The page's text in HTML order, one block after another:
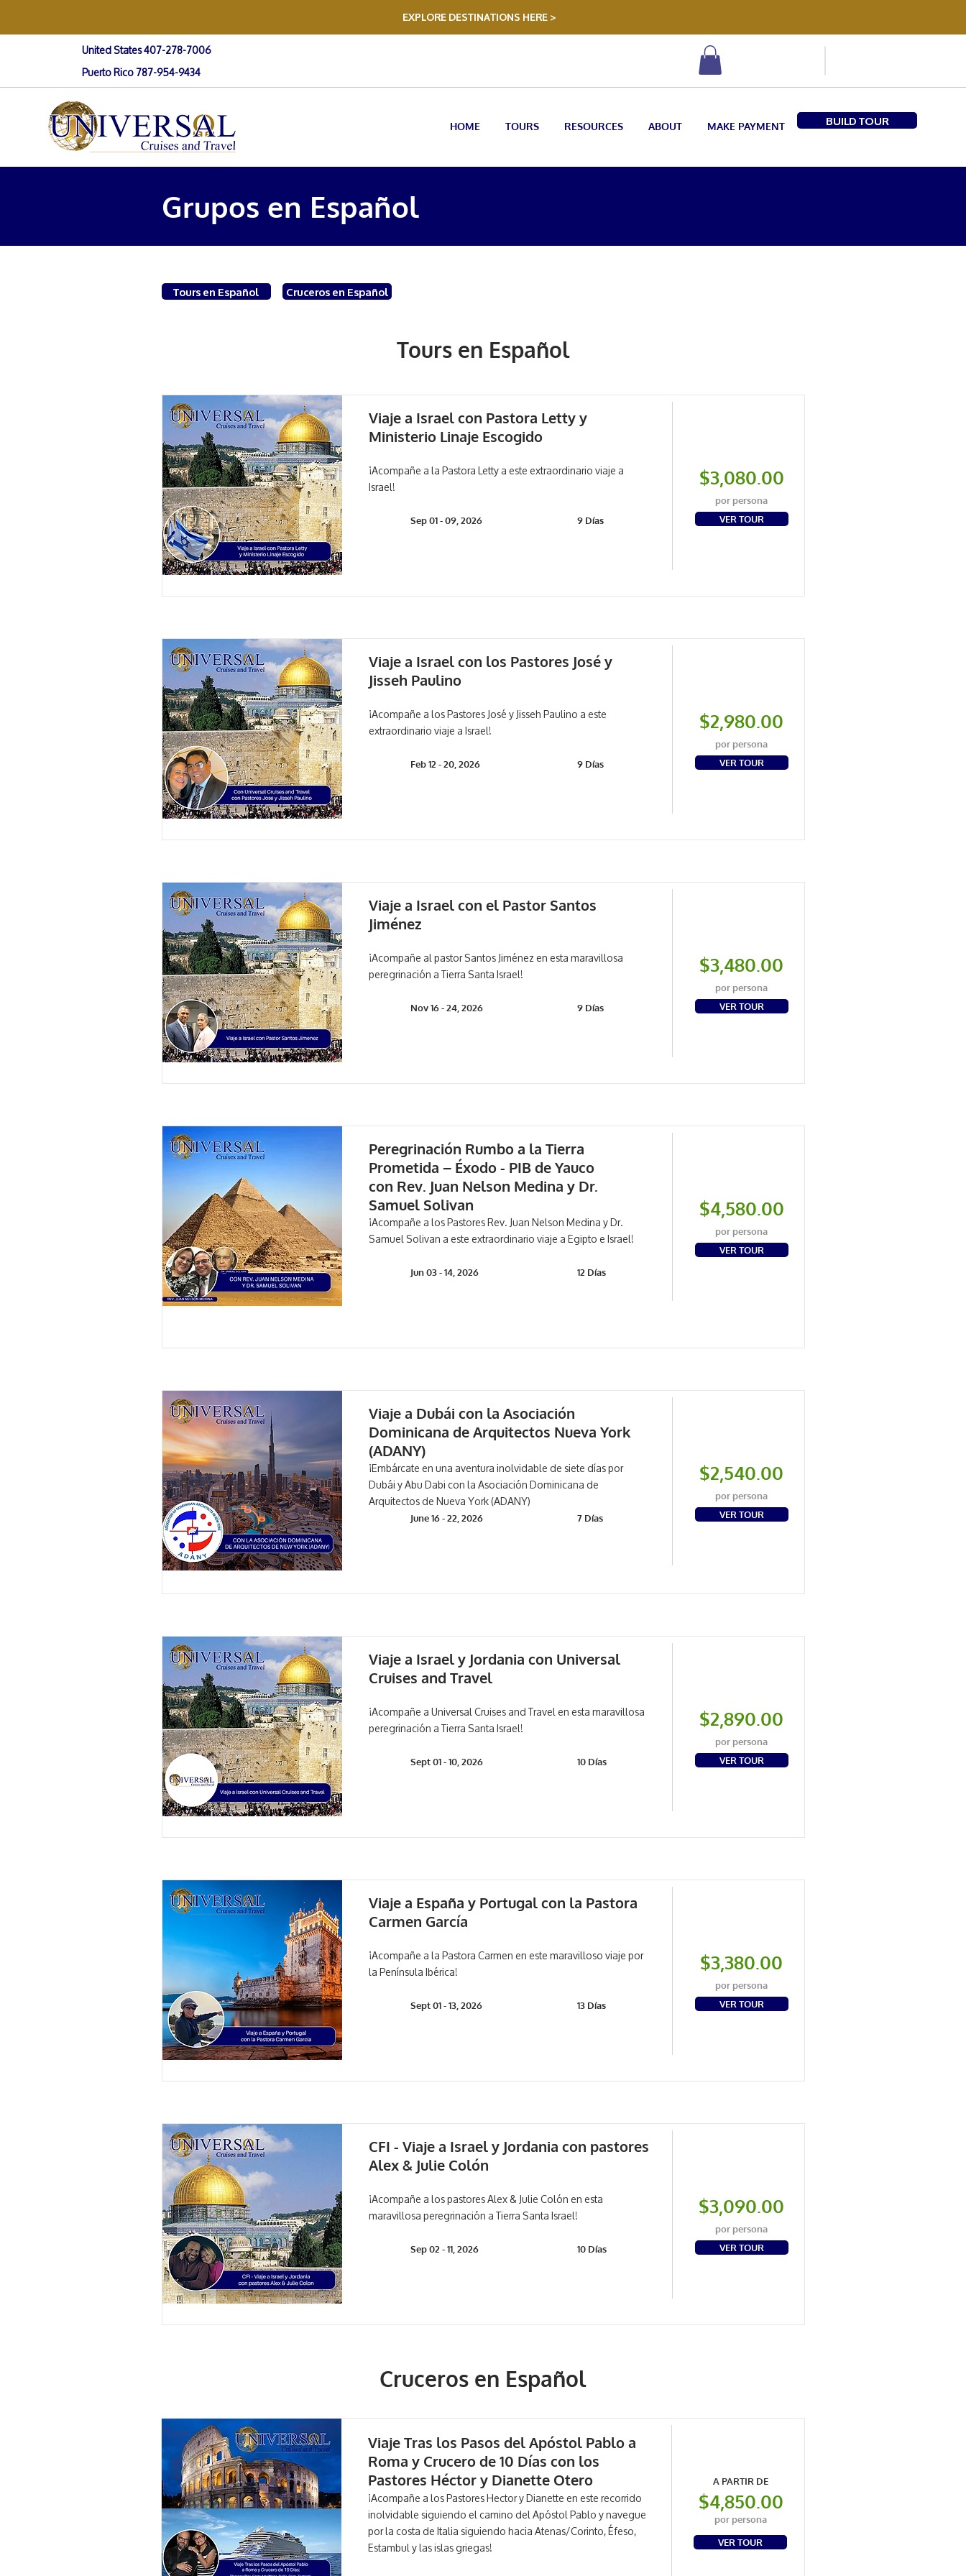
EXPLORE DESTINATIONS HERE >
United States 407-278-7006
Puerto Rico 787-954-9434
HOME TOURS RESOURCES ABOUT MAKE PAYMENT BUILD TOUR
Grupos en Español
Tours en Español Cruceros en Español
Tours en Español
Viaje a Israel con Pastora Letty y
Ministerio Linaje Escogido
¡Acompañe a la Pastora Letty a este extraordinario viaje a
Israel!
Sep 01 - 09, 2026 9 Días
$3,080.00
por persona
VER TOUR
Viaje a Israel con los Pastores José y
Jisseh Paulino
¡Acompañe a los Pastores José y Jisseh Paulino a este
extraordinario viaje a Israel!
Feb 12 - 20, 2026 9 Días
$2,980.00
por persona
VER TOUR
Viaje a Israel con el Pastor Santos
Jiménez
¡Acompañe al pastor Santos Jiménez en esta maravillosa
peregrinación a Tierra Santa Israel!
Nov 16 - 24, 2026 9 Días
$3,480.00
por persona
VER TOUR
Peregrinación Rumbo a la Tierra
Prometida – Éxodo - PIB de Yauco
con Rev. Juan Nelson Medina y Dr.
Samuel Solivan
¡Acompañe a los Pastores Rev. Juan Nelson Medina y Dr.
Samuel Solivan a este extraordinario viaje a Egipto e Israel!
Jun 03 - 14, 2026 12 Días
$4,580.00
por persona
VER TOUR
Viaje a Dubái con la Asociación
Dominicana de Arquitectos Nueva York
(ADANY)
¡Embárcate en una aventura inolvidable de siete días por
Dubái y Abu Dabi con la Asociación Dominicana de
Arquitectos de Nueva York (ADANY)
June 16 - 22, 2026 7 Días
$2,540.00
por persona
VER TOUR
Viaje a Israel y Jordania con Universal
Cruises and Travel
¡Acompañe a Universal Cruises and Travel en esta maravillosa
peregrinación a Tierra Santa Israel!
Sept 01 - 10, 2026 10 Días
$2,890.00
por persona
VER TOUR
Viaje a España y Portugal con la Pastora
Carmen García
¡Acompañe a la Pastora Carmen en este maravilloso viaje por
la Península Ibérica!
Sept 01 - 13, 2026 13 Días
$3,380.00
por persona
VER TOUR
CFI - Viaje a Israel y Jordania con pastores
Alex & Julie Colón
¡Acompañe a los pastores Alex & Julie Colón en esta
maravillosa peregrinación a Tierra Santa Israel!
Sep 02 - 11, 2026 10 Días
$3,090.00
por persona
VER TOUR
Cruceros en Español
Viaje Tras los Pasos del Apóstol Pablo a
Roma y Crucero de 10 Días con los
Pastores Héctor y Dianette Otero
¡Acompañe a los Pastores Hector y Dianette en este recorrido
inolvidable siguiendo el camino del Apóstol Pablo y navegue
por la costa de Italia siguiendo hacia Atenas/Corinto, Éfeso,
Estambul y las islas griegas!
A PARTIR DE
$4,850.00
por persona
VER TOUR